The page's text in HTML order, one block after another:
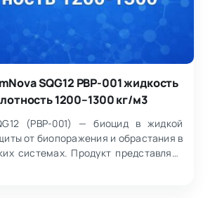
SQG12 PBP-001 жидкость
1200–1300 кг/м3
(PBP-001) — биоцид в жидкой
от биопоражения и обрастания в
системах. Продукт представляет